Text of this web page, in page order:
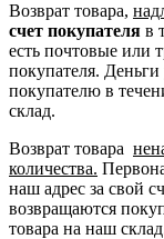
Возврат товара,
счет покупателя в
есть почтовые или
покупателя. Деньги
покупателю в
склад.
Возврат товара
количества.
наш адрес за свой
возвращаются
товара на наш